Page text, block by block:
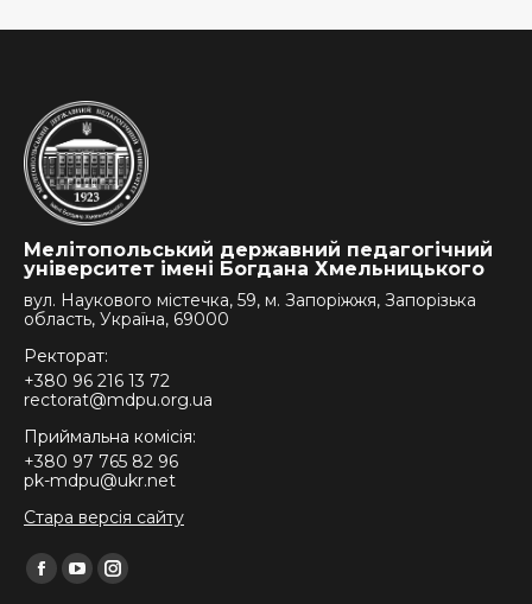
Мелітопольський державний педагогічний
університет імені Богдана Хмельницького
вул. Наукового містечка, 59, м. Запоріжжя, Запорізька
область, Україна, 69000
Ректорат:
+380 96 216 13 72
rectorat@mdpu.org.ua
Приймальна комісія:
+380 97 765 82 96
pk-mdpu@ukr.net
Стара версія сайту
Find us on:
Facebook
YouTubeInstagram